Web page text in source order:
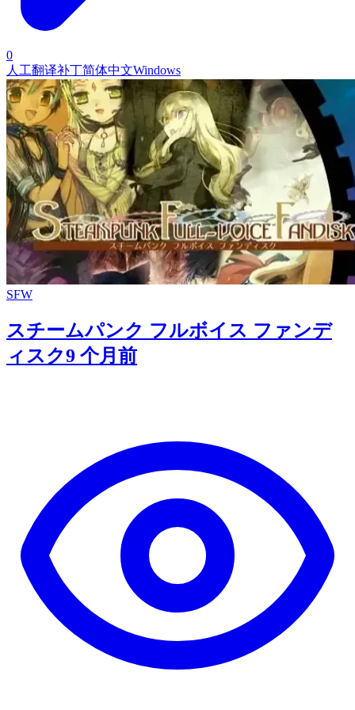
0
人工翻译补丁简体中文Windows
SFW
スチームパンク フルボイス ファンデ
ィスク9 个月前